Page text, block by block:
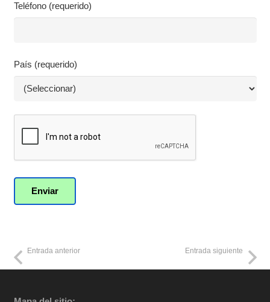
Teléfono (requerido)
País (requerido)
Entrada anterior Entrada siguiente